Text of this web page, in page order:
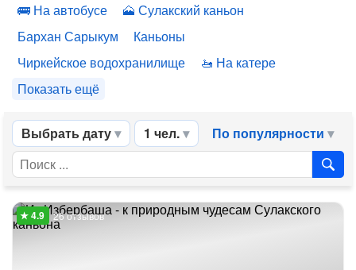
На автобусе
Сулакский каньон
Бархан Сарыкум
Каньоны
Чиркейское водохранилище
На катере
Показать ещё
Выбрать дату 1 чел. По популярности
26 отзывов